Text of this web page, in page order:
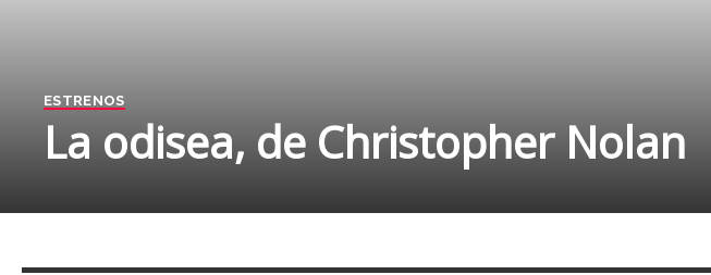
ESTRENOS
La odisea, de Christopher Nolan